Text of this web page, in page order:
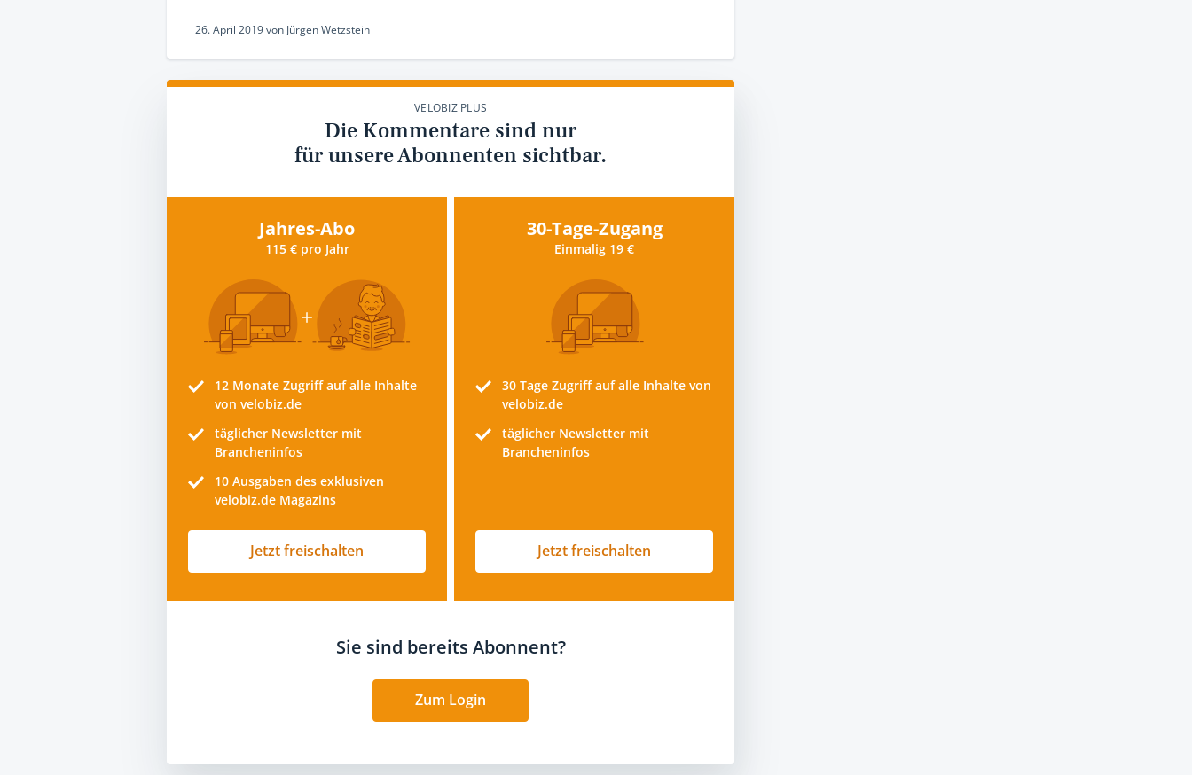
26. April 2019von Jürgen Wetzstein
VELOBIZ PLUS
Die Kommentare sind nur
für unsere Abonnenten sichtbar.
Jahres-Abo
115 € pro Jahr
12 Monate Zugriff auf alle Inhalte
von velobiz.de
täglicher Newsletter mit
Brancheninfos
10 Ausgaben des exklusiven
velobiz.de Magazins
Jetzt freischalten
30-Tage-Zugang
Einmalig 19 €
30 Tage Zugriff auf alle Inhalte von
velobiz.de
täglicher Newsletter mit
Brancheninfos
Jetzt freischalten
Sie sind bereits Abonnent?
Zum Login